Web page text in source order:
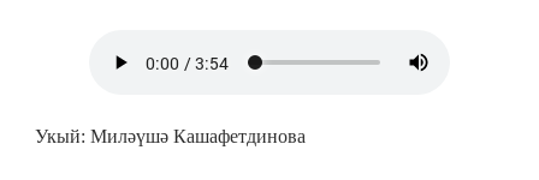
Укый: Миләүшә Кашафетдинова